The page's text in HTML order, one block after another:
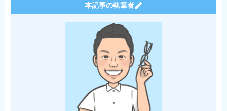
本記事の執筆者